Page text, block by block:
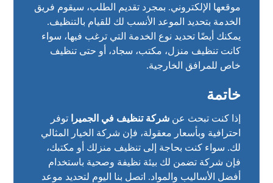
موقعها الإلكتروني. بمجرد تقديم الطلب، سيقوم فريق
الخدمة بتحديد الموعد الأنسب لك للقيام بالتنظيف.
يمكنك أيضًا تحديد نوع الخدمة التي ترغب فيها، سواء
كانت تنظيف منزل، مكتب، سجاد، أو حتى تنظيف
خاص للمرافق الخارجية.
خاتمة
إذا كنت تبحث عنشركة تنظيف في الجميرا
توفر
احترافية وبأسعار معقولة، فإن شركة الخيار المثالي
لك. سواء كنت بحاجة إلى تنظيف منزلك أو مكتبك،
فإن شركة تضمن لك بيئة نظيفة وصحية باستخدام
أفضل الأساليب والمواد. اتصل بنا اليوم لتحديد موعد